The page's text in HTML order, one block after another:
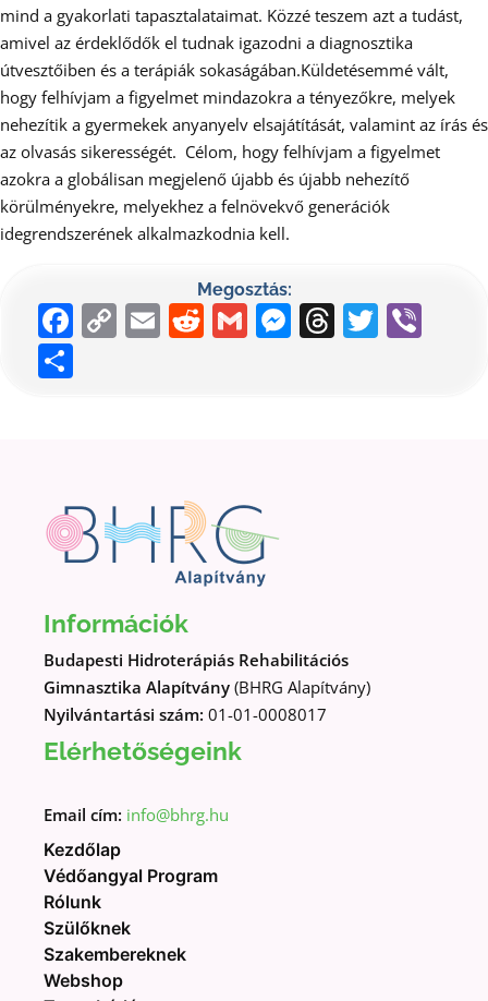
mind a gyakorlati tapasztalataimat. Közzé teszem azt a tudást,
amivel az érdeklődők el tudnak igazodni a diagnosztika
útvesztőiben és a terápiák sokaságában.Küldetésemmé vált,
hogy felhívjam a figyelmet mindazokra a tényezőkre, melyek
nehezítik a gyermekek anyanyelv elsajátítását, valamint az írás és
az olvasás sikerességét. Célom, hogy felhívjam a figyelmet
azokra a globálisan megjelenő újabb és újabb nehezítő
körülményekre, melyekhez a felnövekvő generációk
idegrendszerének alkalmazkodnia kell.
Megosztás:
Facebook
CopyEmailReddit
GmailMessenger
Threads
Információk
Budapesti Hidroterápiás Rehabilitációs
Gimnasztika Alapítvány (BHRG Alapítvány)
Nyilvántartási szám:01-01-0008017
Elérhetőségeink
Email cím: info@bhrg.hu
Kezdőlap
Védőangyal Program
Rólunk
Szülőknek
Szakembereknek
Webshop